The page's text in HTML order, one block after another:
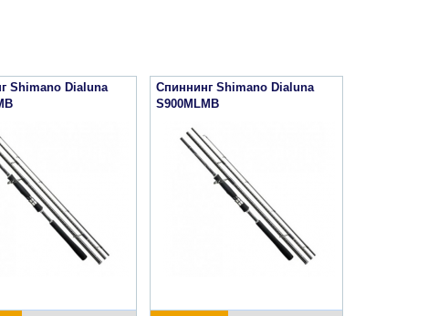
Shimano Dialuna
Спиннинг Shimano Dialuna
S900MLMB